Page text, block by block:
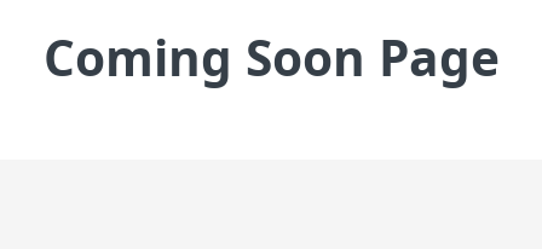
Coming Soon Page